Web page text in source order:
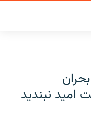
نبندید